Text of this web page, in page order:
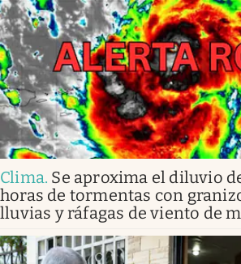
Clima. Se aproxima el diluvio
horas de tormentas con
lluvias y ráfagas de viento de